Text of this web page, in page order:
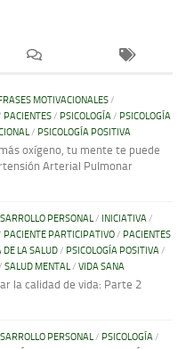
MOTIVACIONALES/
PACIENTES/ PSICOLOGÍA/ PSICOLOGÍA
/ PSICOLOGÍA POSITIVA
oxígeno, tu mente te puede
Arterial Pulmonar
PERSONAL/ INICIATIVA/
PACIENTE PARTICIPATIVO/ PACIENTES
DE LA SALUD/ PSICOLOGÍA POSITIVA/
SALUD MENTAL/ VIDA SANA
la calidad de vida: Parte 2
PERSONAL/ PSICOLOGÍA/